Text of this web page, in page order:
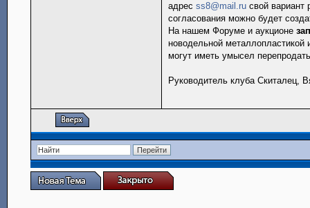
адресss8@mail.ru свой вариант
согласования можно будет
На нашем Форуме и аукционе
новодельной
могут иметь умысел
Руководитель клуба Скиталец,